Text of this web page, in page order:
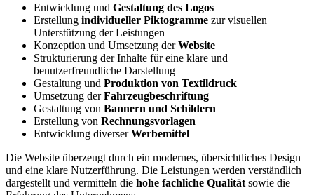
Entwicklung und Gestaltung des Logos
Erstellung individueller Piktogramme zur visuellen
Unterstützung der Leistungen
Konzeption und Umsetzung derWebsite
Strukturierung der Inhalte für eine klare und
benutzerfreundliche Darstellung
Gestaltung und Produktion von Textildruck
Umsetzung derFahrzeugbeschriftung
Gestaltung von Bannern und Schildern
Erstellung von Rechnungsvorlagen
Entwicklung diverserWerbemittel
Die Website überzeugt durch ein modernes, übersichtliches Design
und eine klare Nutzerführung. Die Leistungen werden verständlich
dargestellt und vermitteln die hohe fachliche Qualität sowie die